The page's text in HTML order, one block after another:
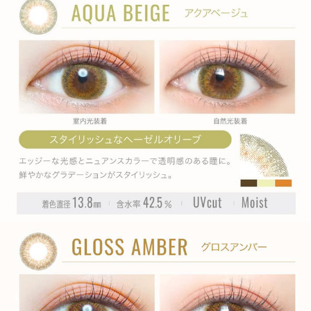
ITEM REVIEWS
この商品のレビュー
この商品のレビューはまだありません。
商品レビューの投稿は ログインが必要です。
OTHER COLOR
その他のカラー
» サンセットタイム